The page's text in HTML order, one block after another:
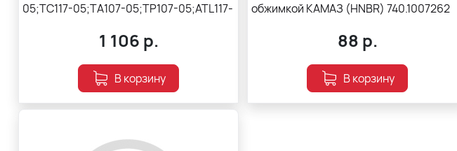
05;ТС117-05;ТА107-05;ТР107-05;ATL117-
1 106 р.
В корзину
обжимкой КАМАЗ (HNBR) 740.1007262
88 р.
В корзину